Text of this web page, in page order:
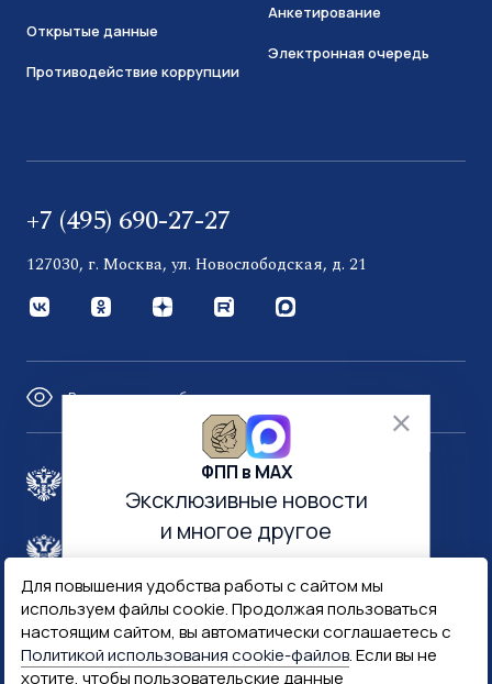
Для повышения удобства работы с сайтом мы
используем файлы cookie. Продолжая пользоваться
настоящим сайтом, вы автоматически соглашаетесь с
Политикой использования cookie-файлов. Если вы не
хотите, чтобы пользовательские данные
Открытые данные
Противодействие коррупции
Анкетирование
Электронная очередь
+7 (495) 690-27-27
127030, г. Москва, ул. Новослободская, д. 21
Версия для слабовидящих
Правительство России
Госуслуги Госключ
ФПП в МАХ
Эксклюзивные новости
и многое другое